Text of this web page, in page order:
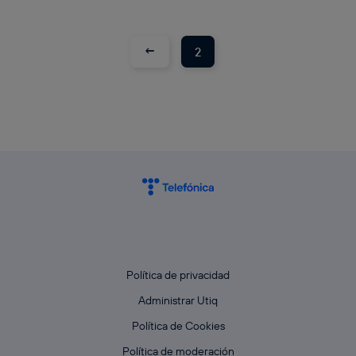
← 2
Política de privacidad
Administrar Utiq
Política de Cookies
Política de moderación